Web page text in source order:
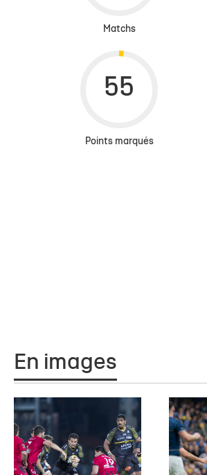
Matchs
Points marqués
En images